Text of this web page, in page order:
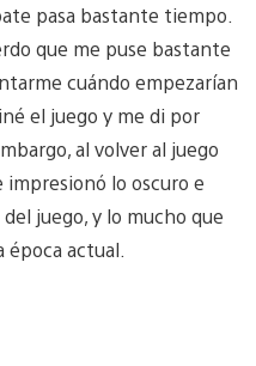
pasa bastante tiempo.
que me puse bastante
cuándo empezarían
el juego y me di por
al volver al juego
impresionó lo oscuro e
juego, y lo mucho que
actual.